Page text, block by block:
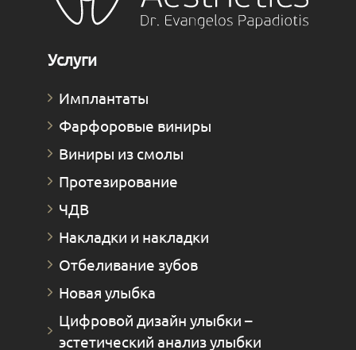
Услуги
Имплантаты
Фарфоровые виниры
Виниры из смолы
Протезирование
ЧДВ
Накладки и накладки
Отбеливание зубов
Новая улыбка
Цифровой дизайн улыбки –
эстетический анализ улыбки